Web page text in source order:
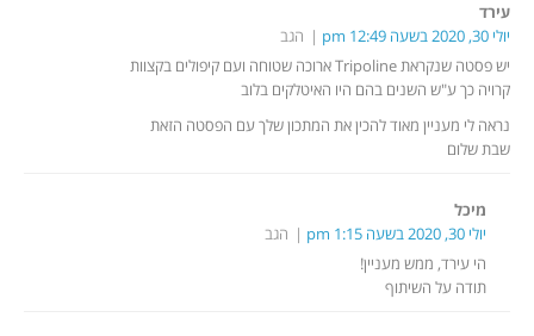
עירד
יולי 30, 2020 בשעה 12:49 pm
הגב
יש פסטה שנקראת Tripoline ארוכה שטוחה ועם קיפולים בקצוות
קרויה כך ע"ש השנים בהם היו האיטלקים בלוב
נראה לי מעניין מאוד להכין את המתכון שלך עם הפסטה הזאת
שבת שלום
מיכל
יולי 30, 2020 בשעה 1:15 pm
הגב
הי עירד, ממש מעניין!
תודה על השיתוף